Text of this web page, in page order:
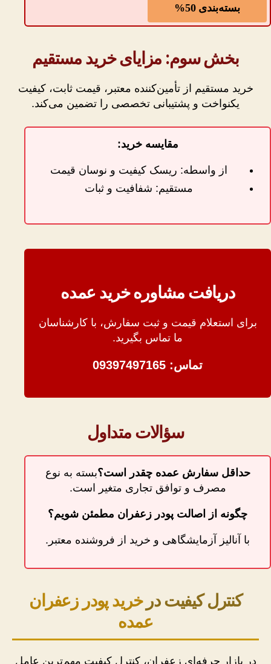
بسته‌بندی 50%
بخش سوم: مزایای خرید مستقیم
خرید مستقیم از تأمین‌کننده معتبر، قیمت ثابت، کیفیت
یکنواخت و پشتیبانی تخصصی را تضمین می‌کند.
مقایسه خرید:
از واسطه: ریسک کیفیت و نوسان قیمت
مستقیم: شفافیت و ثبات
دریافت مشاوره خرید عمده
برای استعلام قیمت و ثبت سفارش، با کارشناسان
ما تماس بگیرید.
تماس: 09397497165
سؤالات متداول
حداقل سفارش عمده چقدر است؟بسته به نوع
مصرف و توافق تجاری متغیر است.
چگونه از اصالت پودر زعفران مطمئن شویم؟
با آنالیز آزمایشگاهی و خرید از فروشنده معتبر.
کنترل کیفیت درخرید پودر زعفران
عمده
در بازار حرفه‌ای زعفران، کنترل کیفیت مهم‌ترین عامل